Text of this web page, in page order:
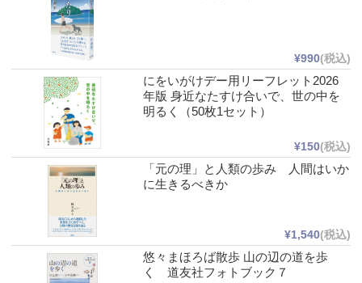
¥990(税込)
にをいがけデー用リーフレット2026
年版 身近なたすけ合いで、世の中を
明るく（50枚1セット）
¥150(税込)
「元の理」と人類の歩み 人間はいか
に生きるべきか
¥1,540(税込)
悠々まほろば散歩 山の辺の道を歩
く 道友社フォトブック７